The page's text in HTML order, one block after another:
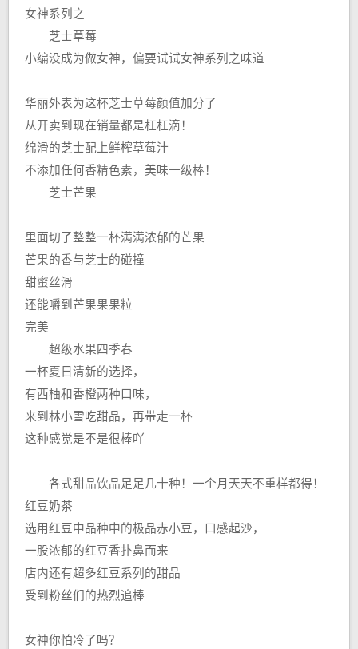
女神系列之
芝士草莓
小编没成为做女神，偏要试试女神系列之味道
华丽外表为这杯芝士草莓颜值加分了
从开卖到现在销量都是杠杠滴！
绵滑的芝士配上鲜榨草莓汁
不添加任何香精色素，美味一级棒！
芝士芒果
里面切了整整一杯满满浓郁的芒果
芒果的香与芝士的碰撞
甜蜜丝滑
还能嚼到芒果果果粒
完美
超级水果四季春
一杯夏日清新的选择，
有西柚和香橙两种口味，
来到林小雪吃甜品，再带走一杯
这种感觉是不是很棒吖
各式甜品饮品足足几十种！一个月天天不重样都得！
红豆奶茶
选用红豆中品种中的极品赤小豆，口感起沙，
一股浓郁的红豆香扑鼻而来
店内还有超多红豆系列的甜品
受到粉丝们的热烈追棒
女神你怕冷了吗？